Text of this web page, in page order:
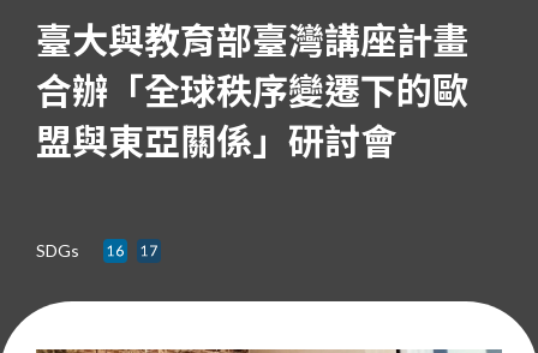
臺大與教育部臺灣講座計畫
合辦「全球秩序變遷下的歐
盟與東亞關係」研討會
SDGs